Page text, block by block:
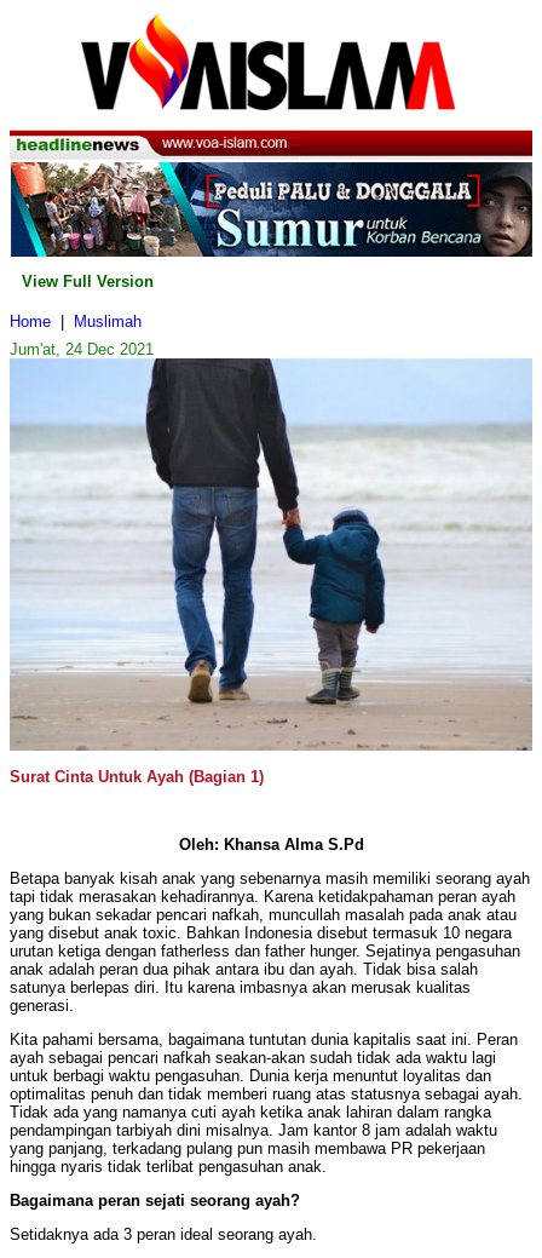
View Full Version
Home
Muslimah
Jum'at, 24 Dec 2021
Surat Cinta Untuk Ayah (Bagian 1)
Oleh: Khansa Alma S.Pd
Betapa banyak kisah anak yang sebenarnya masih memiliki seorang ayah
tapi tidak merasakan kehadirannya. Karena ketidakpahaman peran ayah
yang bukan sekadar pencari nafkah, muncullah masalah pada anak atau
yang disebut anak toxic. Bahkan Indonesia disebut termasuk 10 negara
urutan ketiga dengan fatherless dan father hunger. Sejatinya pengasuhan
anak adalah peran dua pihak antara ibu dan ayah. Tidak bisa salah
satunya berlepas diri. Itu karena imbasnya akan merusak kualitas
generasi.
Kita pahami bersama, bagaimana tuntutan dunia kapitalis saat ini. Peran
ayah sebagai pencari nafkah seakan-akan sudah tidak ada waktu lagi
untuk berbagi waktu pengasuhan. Dunia kerja menuntut loyalitas dan
optimalitas penuh dan tidak memberi ruang atas statusnya sebagai ayah.
Tidak ada yang namanya cuti ayah ketika anak lahiran dalam rangka
pendampingan tarbiyah dini misalnya. Jam kantor 8 jam adalah waktu
yang panjang, terkadang pulang pun masih membawa PR pekerjaan
hingga nyaris tidak terlibat pengasuhan anak.
Bagaimana peran sejati seorang ayah?
Setidaknya ada 3 peran ideal seorang ayah.